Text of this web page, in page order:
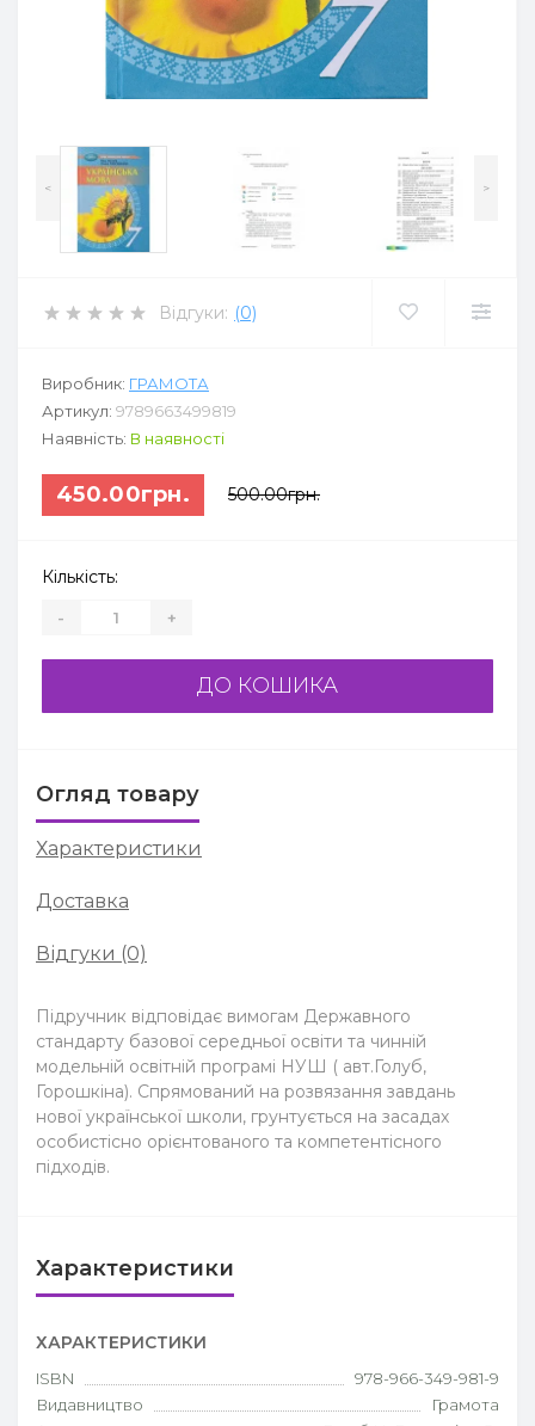
< >
Відгуки: (0)
Виробник: ГРАМОТА
Артикул: 9789663499819
Наявність: В наявності
450.00грн. 500.00грн.
Кількість:
- +
ДО КОШИКА
Огляд товару
Характеристики
Доставка
Відгуки (0)
Підручник відповідає вимогам Державного
стандарту базової середньої освіти та чинній
модельній освітній програмі НУШ ( авт.Голуб,
Горошкіна). Спрямований на розвязання завдань
нової української школи, грунтується на засадах
особистісно орієнтованого та компетентісного
підходів.
Характеристики
ХАРАКТЕРИСТИКИ
ISBN
978-966-349-981-9
Видавництво
Грамота